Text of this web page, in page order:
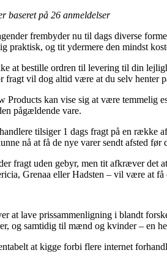
baseret på 26 anmeldelser
frembyder nu til dags diverse
praktisk, og tit ydermere den mindst
at bestille ordren til levering til din
fragt vil dog altid være at du selv henter
Products kan vise sig at være temmelig
pågældende vare.
tilsiger 1 dags fragt på en række
nå at få de nye varer sendt afsted før
fragt uden gebyr, men tit afkræver det
Grenaa eller Hadsten – vil være at
at lave prissammenligning i blandt
og samtidig til mænd og kvinder – en
at kigge forbi flere internet